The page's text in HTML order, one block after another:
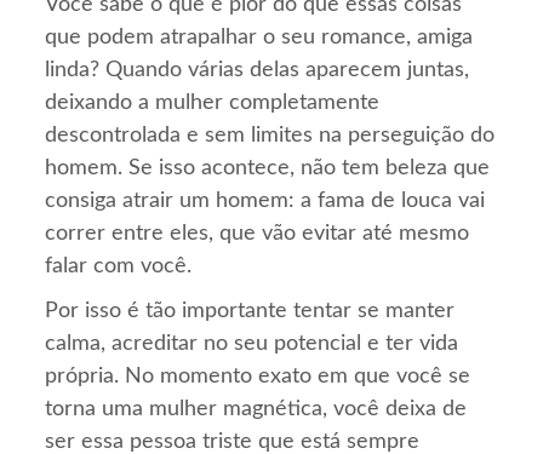
Você sabe o que é pior do que essas coisas
que podem atrapalhar o seu romance, amiga
linda? Quando várias delas aparecem juntas,
deixando a mulher completamente
descontrolada e sem limites na perseguição do
homem. Se isso acontece, não tem beleza que
consiga atrair um homem: a fama de louca vai
correr entre eles, que vão evitar até mesmo
falar com você.
Por isso é tão importante tentar se manter
calma, acreditar no seu potencial e ter vida
própria. No momento exato em que você se
torna uma mulher magnética, você deixa de
ser essa pessoa triste que está sempre